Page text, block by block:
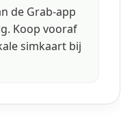
de Grab-app
Koop vooraf
simkaart bij